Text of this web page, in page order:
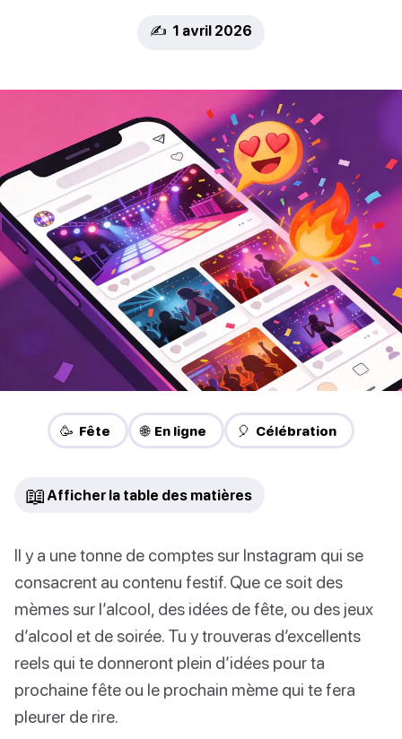
✍️ 1 avril 2026
🥳 Fête 🌐 En ligne 🎈 Célébration
📖 Afficher la table des matières
Il y a une tonne de comptes sur Instagram qui se
consacrent au contenu festif. Que ce soit des
mèmes sur l’alcool, des idées de fête, ou des jeux
d’alcool et de soirée. Tu y trouveras d’excellents
reels qui te donneront plein d’idées pour ta
prochaine fête ou le prochain mème qui te fera
pleurer de rire.